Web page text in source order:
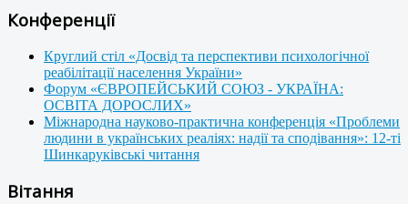
Конференції
Круглий стіл «Досвід та перспективи психологічної
реабілітації населення України»
Форум «ЄВРОПЕЙСЬКИЙ СОЮЗ - УКРАЇНА:
ОСВІТА ДОРОСЛИХ»
Міжнародна науково-практична конференція «Проблеми
людини в українських реаліях: надії та сподівання»: 12-ті
Шинкаруківські читання
Вітання